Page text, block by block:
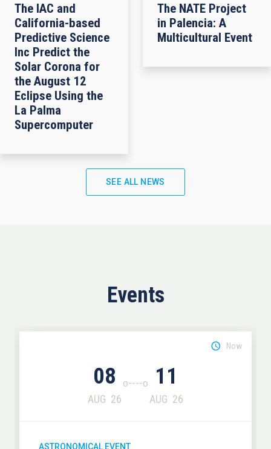
The IAC and
California-based
Predictive Science
Inc Predict the
Solar Corona for
the August 12
Eclipse Using the
La Palma
Supercomputer
The NATE Project
in Palencia: A
Multicultural Event
SEE ALL NEWS
Events
08
AUG 26
11
AUG 26
Now
ASTRONOMICAL EVENT